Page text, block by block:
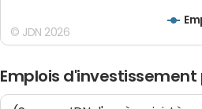
© JDN 2026
Emplois